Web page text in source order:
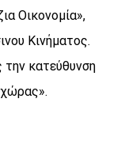
Οικονομία»,
Κινήματος.
την κατεύθυνση
χώρας».